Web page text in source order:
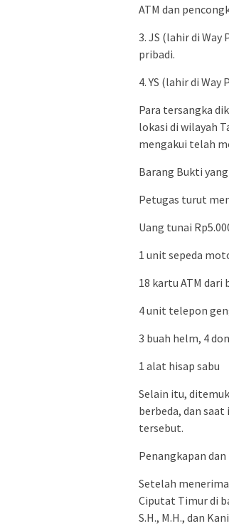
ATM dan
3. JS (lahir di
pribadi.
4. YS (lahir di
Para tersangka
lokasi di wilayah
mengakui telah
Barang Bukti
Petugas turut
Uang tunai
1 unit sepeda
18 kartu ATM dari
4 unit telepon
3 buah helm, 4
1 alat hisap sabu
Selain itu,
berbeda, dan
tersebut.
Penangkapan
Setelah
Ciputat Timur di
S.H., M.H., dan